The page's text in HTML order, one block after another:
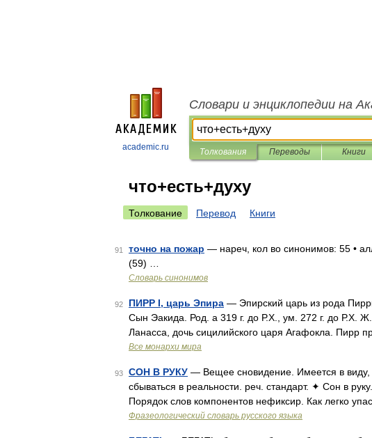
academic.ru
Словари и энциклопедии на
Толкования Переводы Книги
что+есть+духу
Толкование Перевод Книги
91 точно на пожар — нареч, кол во синонимов: 55 •
(59) …
Словарь синонимов
92 ПИРР I, царь Эпира — Эпирский царь из рода
Сын Эакида. Род. а 319 г. до Р.Х., ум. 272 г. до Р.Х.
Ланасса, дочь сицилийского царя Агафокла. Пирр
Все монархи мира
93 СОН В РУКУ — Вещее сновидение. Имеется в виду,
сбываться в реальности. реч. стандарт. ✦ Сон в
Порядок слов компонентов нефиксир. Как легко
Фразеологический словарь русского языка